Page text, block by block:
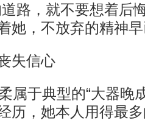
路，就不要想着后
她，不放弃的精神
失信心
于典型的“大器晚
历，她本人用得最多